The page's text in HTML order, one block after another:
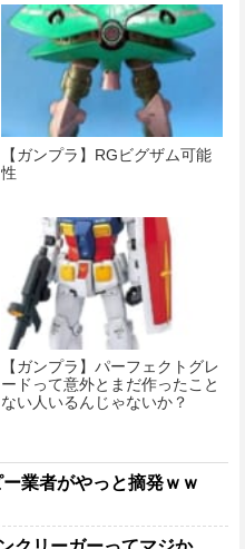
【ガンプラ】RGビグザム可能
性
【ガンプラ】パーフェクトグレ
ードって意外とまだ作ったこと
ない人いるんじゃないか？
ー業者がやっと摘発ｗｗ